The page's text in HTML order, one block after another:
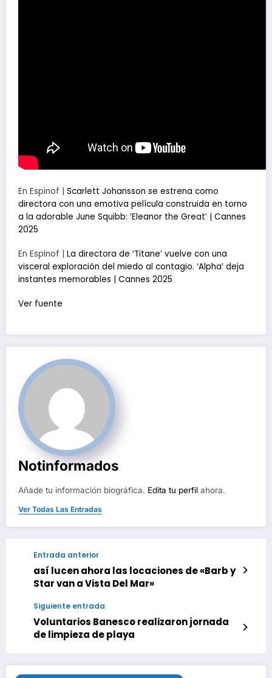
En Espinof | Scarlett Johansson se estrena como
directora con una emotiva película construida en torno
a la adorable June Squibb: ‘Eleanor the Great’ | Cannes
2025
En Espinof | La directora de ‘Titane’ vuelve con una
visceral exploración del miedo al contagio. ‘Alpha’ deja
instantes memorables | Cannes 2025
Ver fuente
Notinformados
Añade tu información biográfica. Edita tu perfil ahora.
Ver Todas Las Entradas
Entrada anterior
así lucen ahora las locaciones de «Barb y
Star van a Vista Del Mar»
Siguiente entrada
Voluntarios Banesco realizaron jornada
de limpieza de playa